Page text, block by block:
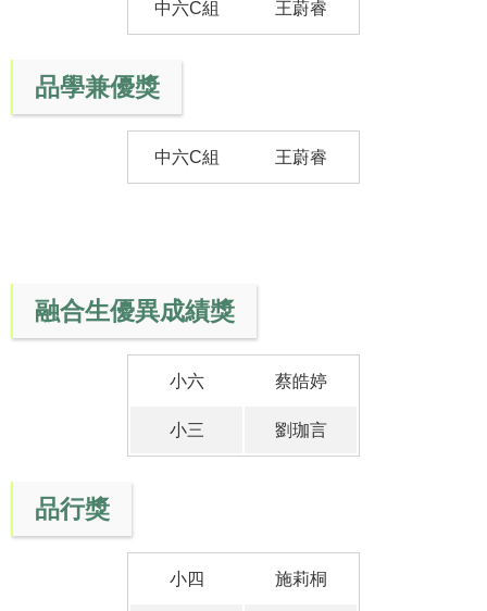
中六C組 王蔚睿
品學兼優獎
中六C組 王蔚睿
融合生優異成績獎
小六 蔡皓婷
小三 劉珈言
品行獎
小四 施莉桐